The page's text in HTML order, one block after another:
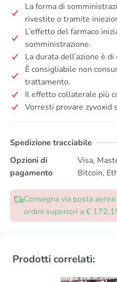
La forma di
rivestite o tramite
L’effetto del farmaco
somministrazione.
La durata dell’azione è
È consigliabile non
trattamento.
Il effetto collaterale più
Vorresti provare zyvoxid
Spedizione tracciabile
Opzioni di
pagamento
Visa,
Bitcoin,
Consegna via posta
ordini superiori a €
Prodotti correlati: